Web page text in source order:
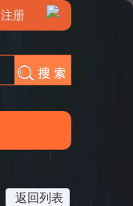
注册
返回列表